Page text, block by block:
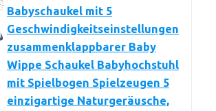
Babyschaukel mit 5
Geschwindigkeitseinstellungen
zusammenklappbarer Baby
Wippe Schaukel Babyhochstuhl
mit Spielbogen Spielzeugen 5
einzigartige Naturgeräusche,